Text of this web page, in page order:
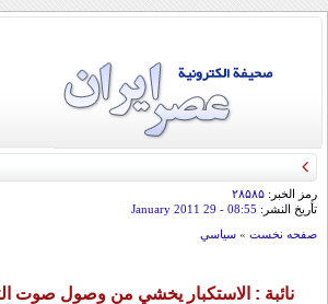
رمز الخبر: ۲۸۵۸۵
تأريخ النشر: 08:55
- 29 January 2011
صفحه نخست » سياسي
نائبة : الاستكبار يخشي من وصول صوت